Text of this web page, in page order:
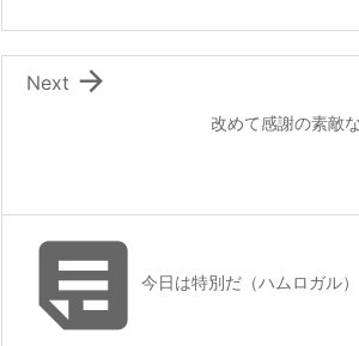
改めて感謝の素敵

Next
今日は特別だ（ハムロガル）